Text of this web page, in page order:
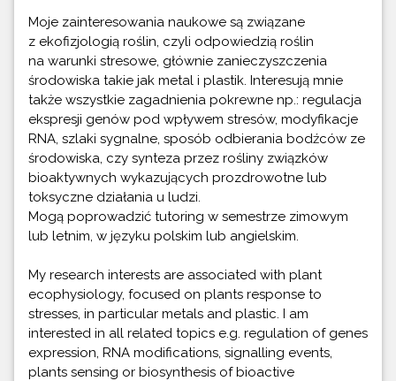
Moje zainteresowania naukowe są związane
z ekofizjologią roślin, czyli odpowiedzią roślin
na warunki stresowe, głównie zanieczyszczenia
środowiska takie jak metal i plastik. Interesują mnie
także wszystkie zagadnienia pokrewne np.: regulacja
ekspresji genów pod wpływem stresów, modyfikacje
RNA, szlaki sygnalne, sposób odbierania bodźców ze
środowiska, czy synteza przez rośliny związków
bioaktywnych wykazujących prozdrowotne lub
toksyczne działania u ludzi.
Mogą poprowadzić tutoring w semestrze zimowym
lub letnim, w języku polskim lub angielskim.
My research interests are associated with plant
ecophysiology, focused on plants response to
stresses, in particular metals and plastic. I am
interested in all related topics e.g. regulation of genes
expression, RNA modifications, signalling events,
plants sensing or biosynthesis of bioactive